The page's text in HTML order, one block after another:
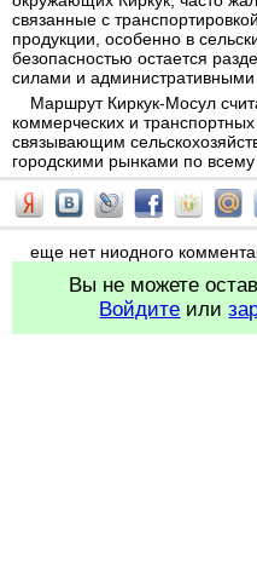
связанные с
продукции, особенно в
безопасностью остается
силами и административными
Маршрут Киркук-Мосул
коммерческих и
связывающим
городскими рынками по всему
еще нет ниодного
Вы не можете
Войдите или